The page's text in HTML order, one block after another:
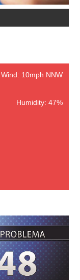
Wind: 10mph NNW
Humidity: 47%